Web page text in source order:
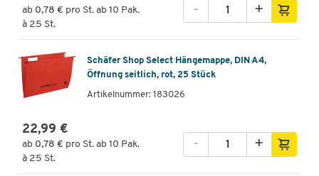
ab 0,78 € pro St. ab 10 Pak.
à 25 St.
+
-
Schäfer Shop Select Hängemappe, DIN A4,
Öffnung seitlich, rot, 25 Stück
Artikelnummer: 183026
22,99 €
ab 0,78 € pro St. ab 10 Pak.
à 25 St.
+
-